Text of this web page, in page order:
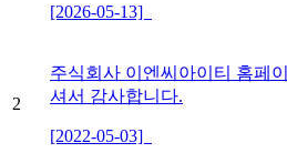
[2026-05-13]
2
주식회사 이엔씨아이티 홈페
셔서 감사합니다.
[2022-05-03]